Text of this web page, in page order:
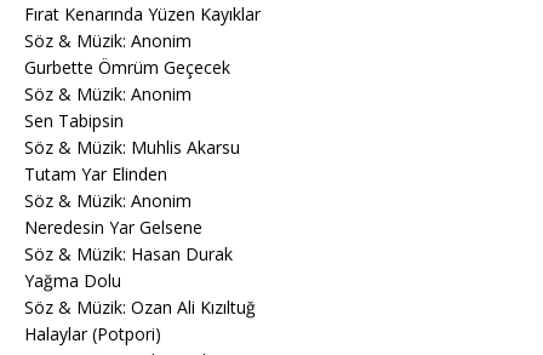
Fırat Kenarında Yüzen Kayıklar
Söz & Müzik: Anonim
Gurbette Ömrüm Geçecek
Söz & Müzik: Anonim
Sen Tabipsin
Söz & Müzik: Muhlis Akarsu
Tutam Yar Elinden
Söz & Müzik: Anonim
Neredesin Yar Gelsene
Söz & Müzik: Hasan Durak
Yağma Dolu
Söz & Müzik: Ozan Ali Kızıltuğ
Halaylar (Potpori)